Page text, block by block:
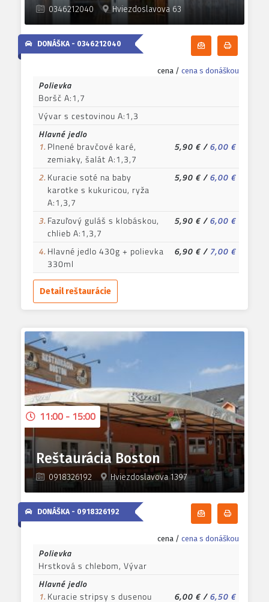
0346212040 Hviezdoslavova 63
Odoberať
DONÁŠKA - 0346212040
cena / cena s donáškou
Polievka
Boršč A:1,7
Vývar s cestovinou A:1,3
Hlavné jedlo
1. Plnené bravčové karé,
zemiaky, šalát A:1,3,7
5,90 €/ 6,00 €
2. Kuracie soté na baby
karotke s kukuricou, ryža
A:1,3,7
5,90 €/ 6,00 €
3. Fazuľový guláš s klobáskou,
chlieb A:1,3,7
5,90 €/ 6,00 €
4. Hlavné jedlo 430g + polievka
330ml
6,90 €/ 7,00 €
Detail reštaurácie
Reštaurácia Boston
0918326192 Hviezdoslavova 1397
Odoberať
DONÁŠKA - 0918326192
11:00 - 15:00
cena / cena s donáškou
Polievka
Hrstková s chlebom, Vývar
Hlavné jedlo
1. Kuracie stripsy s dusenou 6,00 €/ 6,50 €